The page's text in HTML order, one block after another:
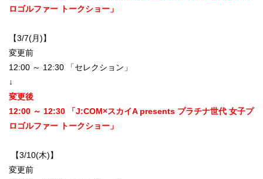
ロゴルファー トークショー」
【3/7(月)】
変更前
12:00 ～ 12:30 「セレクション」
↓
変更後
12:00 ～ 12:30 「J:COM×スカイA presents プラチナ世代 女子プ
ロゴルファー トークショー」
【3/10(木)】
変更前